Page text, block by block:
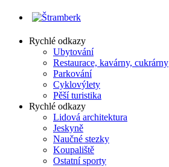
Rychlé odkazy
Ubytování
Restaurace, kavárny, cukrárny
Parkování
Cyklovýlety
Pěší turistika
Rychlé odkazy
Lidová architektura
Jeskyně
Naučné stezky
Koupaliště
Ostatní sporty